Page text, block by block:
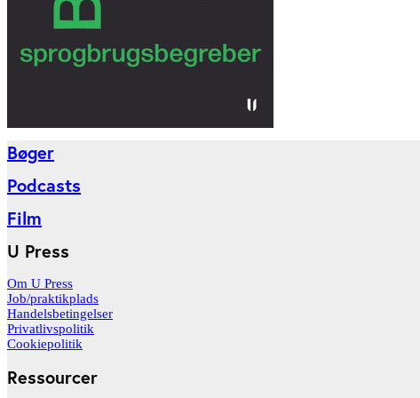
Bøger
Podcasts
Film
U Press
Om U Press
Job/praktikplads
Handelsbetingelser
Privatlivspolitik
Cookiepolitik
Ressourcer